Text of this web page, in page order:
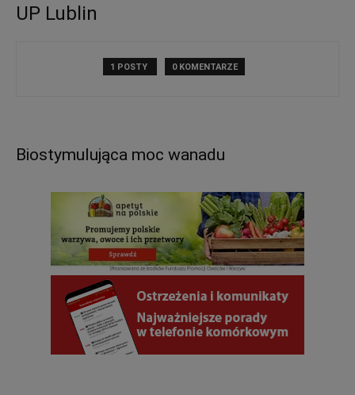
UP Lublin
1 POSTY 0 KOMENTARZE
Biostymulująca moc wanadu